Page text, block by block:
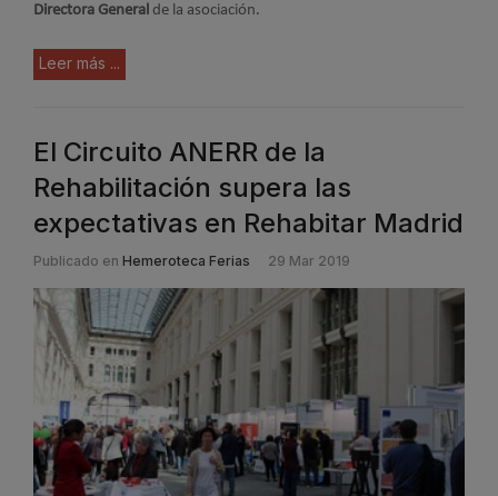
Directora General de la asociación.
Leer más ...
El Circuito ANERR de la
Rehabilitación supera las
expectativas en Rehabitar Madrid
Publicado en Hemeroteca Ferias 29 Mar 2019